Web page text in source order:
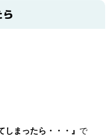
しまったら・・・』 で